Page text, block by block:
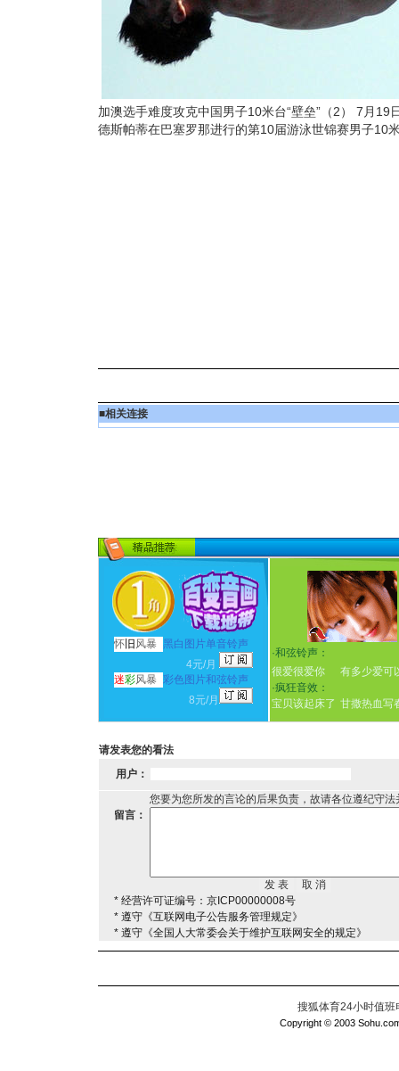
加澳选手难度攻克中国男子10米台“壁垒”（2） 7月19
德斯帕蒂在巴塞罗那进行的第10届游泳世锦赛男子10
■相关连接
怀 旧 风暴
黑白图片单音铃声
4元/月
迷彩风暴 彩色图片和弦铃声
8元/月
·和弦铃声：
很爱很爱你
有多少爱可
·疯狂音效：
宝贝该起床了 甘撒热血写
请发表您的看法
用户：
您要为您所发的言论的后果负责，故请各位遵纪守
留言：
* 经营许可证编号：京ICP00000008号
* 遵守《互联网电子公告服务管理规定》
* 遵守《全国人大常委会关于维护互联网安全的规定》
搜狐体育24小时值
Copyright © 2003